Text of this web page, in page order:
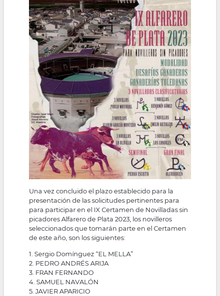
Una vez concluido el plazo establecido para la
presentación de las solicitudes pertinentes para
para participar en el IX Certamen de Novilladas sin
picadores Alfarero de Plata 2023, los novilleros
seleccionados que tomarán parte en el Certamen
de este año, son los siguientes:
1. Sergio Domínguez “EL MELLA”
2. PEDRO ANDRÉS ARIJA
3. FRAN FERNANDO
4. SAMUEL NAVALÓN
5. JAVIER APARICIO